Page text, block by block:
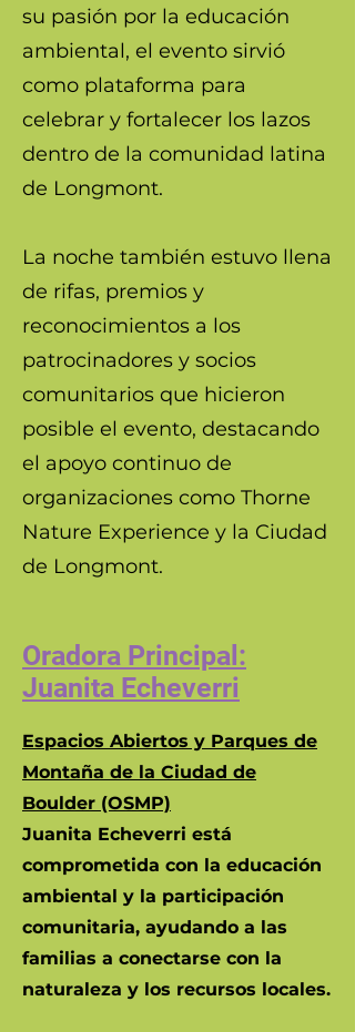
su pasión por la educación
ambiental, el evento sirvió
como plataforma para
celebrar y fortalecer los lazos
dentro de la comunidad latina
de Longmont.
La noche también estuvo llena
de rifas, premios y
reconocimientos a los
patrocinadores y socios
comunitarios que hicieron
posible el evento, destacando
el apoyo continuo de
organizaciones como Thorne
Nature Experience y la Ciudad
de Longmont.
Oradora Principal:
Juanita Echeverri
Espacios Abiertos y Parques de
Montaña de la Ciudad de
Boulder (OSMP)
Juanita Echeverri está
comprometida con la educación
ambiental y la participación
comunitaria, ayudando a las
familias a conectarse con la
naturaleza y los recursos locales.